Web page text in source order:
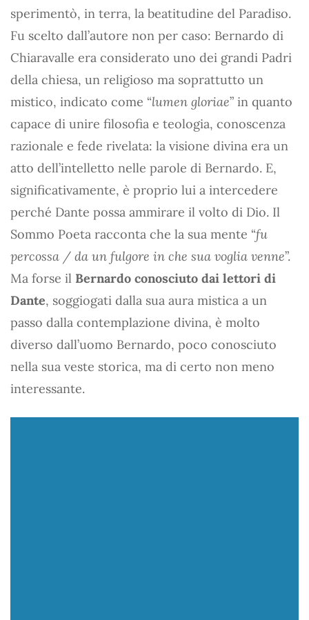
sperimentò, in terra, la beatitudine del Paradiso.
Fu scelto dall’autore non per caso: Bernardo di
Chiaravalle era considerato uno dei grandi Padri
della chiesa, un religioso ma soprattutto un
mistico, indicato come “lumen gloriae” in quanto
capace di unire filosofia e teologia, conoscenza
razionale e fede rivelata: la visione divina era un
atto dell’intelletto nelle parole di Bernardo. E,
significativamente, è proprio lui a intercedere
perché Dante possa ammirare il volto di Dio. Il
Sommo Poeta racconta che la sua mente “fu
percossa / da un fulgore in che sua voglia venne”.
Ma forse il Bernardo conosciuto dai lettori di
Dante, soggiogati dalla sua aura mistica a un
passo dalla contemplazione divina, è molto
diverso dall’uomo Bernardo, poco conosciuto
nella sua veste storica, ma di certo non meno
interessante.